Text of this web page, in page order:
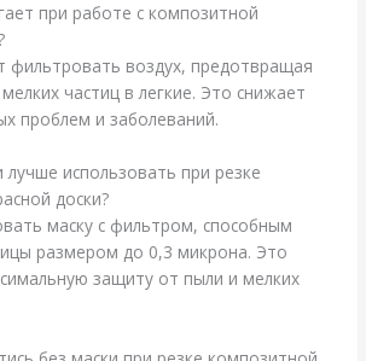
при работе с композитной
фильтровать воздух, предотвращая
частиц в легкие. Это снижает
проблем и заболеваний.
лучше использовать при резке
доски?
маску с фильтром, способным
размером до 0,3 микрона. Это
защиту от пыли и мелких